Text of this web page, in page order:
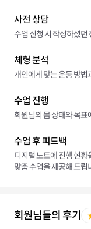
사전 상담
수업 신청 시 작성하셨던
체형 분석
개인에게 맞는 운동 방법
수업 진행
회원님의 몸 상태와 목표
수업 후 피드백
디지털 노트에 진행 현황
맞춤 수업을 제공해 드립
회원님들의 후기